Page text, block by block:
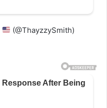
(@ThayzzySmith)